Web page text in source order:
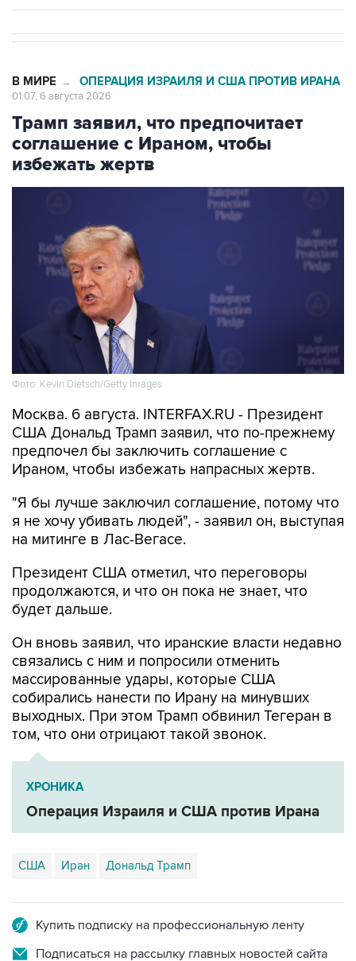
В МИРЕ → ОПЕРАЦИЯ ИЗРАИЛЯ И США ПРОТИВ ИРАНА
01:07, 6 августа 2026
Трамп заявил, что предпочитает
соглашение с Ираном, чтобы
избежать жертв
Фото: Kevin Dietsch/Getty Images
Москва. 6 августа. INTERFAX.RU - Президент
США Дональд Трамп заявил, что по-прежнему
предпочел бы заключить соглашение с
Ираном, чтобы избежать напрасных жертв.
"Я бы лучше заключил соглашение, потому что
я не хочу убивать людей", - заявил он, выступая
на митинге в Лас-Вегасе.
Президент США отметил, что переговоры
продолжаются, и что он пока не знает, что
будет дальше.
Он вновь заявил, что иранские власти недавно
связались с ним и попросили отменить
массированные удары, которые США
собирались нанести по Ирану на минувших
выходных. При этом Трамп обвинил Тегеран в
том, что они отрицают такой звонок.
ХРОНИКА
Операция Израиля и США против Ирана
США Иран Дональд Трамп
Купить подписку на профессиональную ленту
Подписаться на рассылку главных новостей сайта